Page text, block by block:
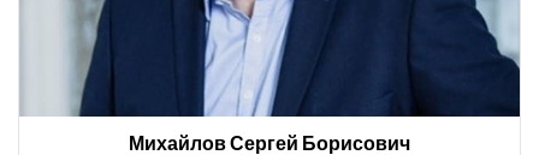
Михайлов Сергей Борисович